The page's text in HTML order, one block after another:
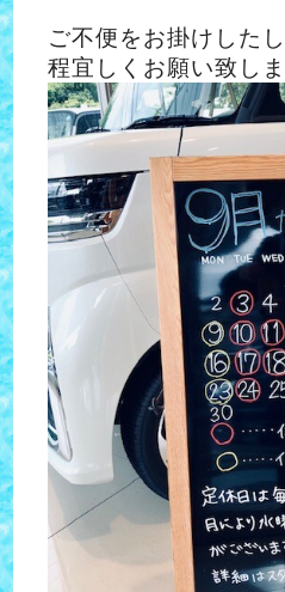
ご不便をお掛けした
程宜しくお願い致しま